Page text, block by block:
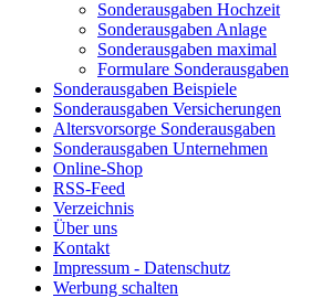
Sonderausgaben Hochzeit
Sonderausgaben Anlage
Sonderausgaben maximal
Formulare Sonderausgaben
Sonderausgaben Beispiele
Sonderausgaben Versicherungen
Altersvorsorge Sonderausgaben
Sonderausgaben Unternehmen
Online-Shop
RSS-Feed
Verzeichnis
Über uns
Kontakt
Impressum - Datenschutz
Werbung schalten